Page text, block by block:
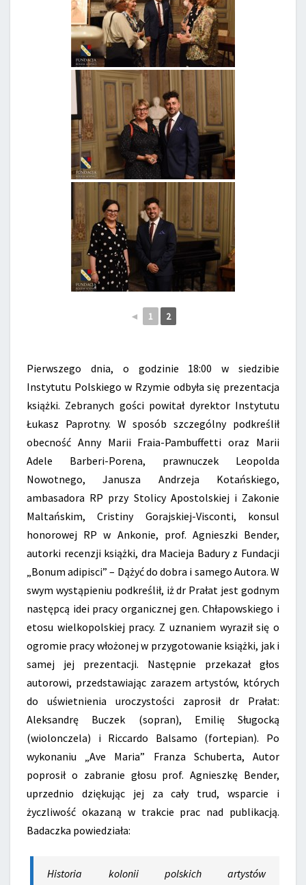
◄ 1 2
Pierwszego dnia, o godzinie 18:00 w siedzibie
Instytutu Polskiego w Rzymie odbyła się prezentacja
książki. Zebranych gości powitał dyrektor Instytutu
Łukasz Paprotny. W sposób szczególny podkreślił
obecność Anny Marii Fraia-Pambuffetti oraz Marii
Adele Barberi-Porena, prawnuczek Leopolda
Nowotnego, Janusza Andrzeja Kotańskiego,
ambasadora RP przy Stolicy Apostolskiej i Zakonie
Maltańskim, Cristiny Gorajskiej-Visconti, konsul
honorowej RP w Ankonie, prof. Agnieszki Bender,
autorki recenzji książki, dra Macieja Badury z Fundacji
„Bonum adipisci” – Dążyć do dobra i samego Autora. W
swym wystąpieniu podkreślił, iż dr Prałat jest godnym
następcą idei pracy organicznej gen. Chłapowskiego i
etosu wielkopolskiej pracy. Z uznaniem wyraził się o
ogromie pracy włożonej w przygotowanie książki, jak i
samej jej prezentacji. Następnie przekazał głos
autorowi, przedstawiając zarazem artystów, których
do uświetnienia uroczystości zaprosił dr Prałat:
Aleksandrę Buczek (sopran), Emilię Sługocką
(wiolonczela) i Riccardo Balsamo (fortepian). Po
wykonaniu „Ave Maria” Franza Schuberta, Autor
poprosił o zabranie głosu prof. Agnieszkę Bender,
uprzednio dziękując jej za cały trud, wsparcie i
życzliwość okazaną w trakcie prac nad publikacją.
Badaczka powiedziała:
Historia kolonii polskich artystów